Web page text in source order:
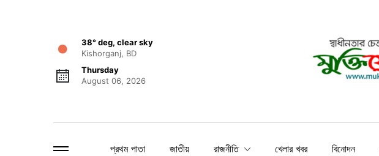
38° deg, clear sky
Kishorganj, BD
Thursday
August 06, 2026
প্রথম পাতা জাতীয় রাজনীতি খেলার খবর বিনোদন